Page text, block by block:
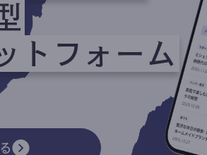
トフォーム